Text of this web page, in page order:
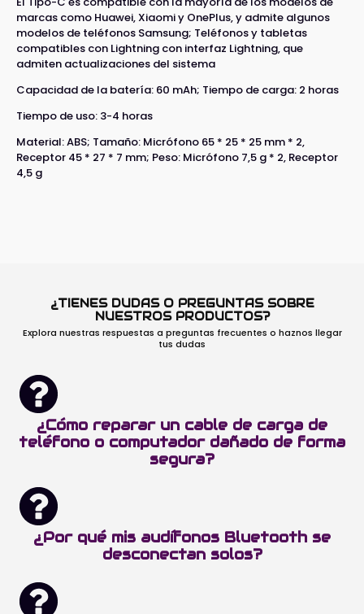
marcas como Huawei, Xiaomi y OnePlus, y admite algunos
modelos de teléfonos Samsung; Teléfonos y tabletas
compatibles con Lightning con interfaz Lightning, que
admiten actualizaciones del sistema
Capacidad de la batería: 60 mAh; Tiempo de carga: 2 horas
Tiempo de uso: 3-4 horas
Material: ABS; Tamaño: Micrófono 65 * 25 * 25 mm * 2,
Receptor 45 * 27 * 7 mm; Peso: Micrófono 7,5 g * 2, Receptor
4,5 g
¿TIENES DUDAS O PREGUNTAS SOBRE
NUESTROS PRODUCTOS?
Explora nuestras respuestas a preguntas frecuentes o haznos llegar
tus dudas
¿Cómo reparar un cable de carga de
teléfono o computador dañado de forma
segura?
¿Por qué mis audífonos Bluetooth se
desconectan solos?